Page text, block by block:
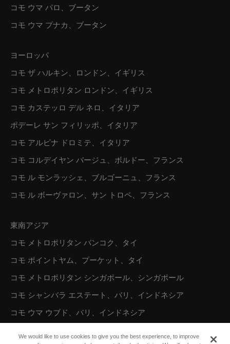
コモ ウマ パロ、ブータン
コモ ウマ プナカ、ブータン
ヨーロッパ
コモ ザ ハルキン、ロンドン、イギリス
コモ メトロポリタン ロンドン、イギリス
コモ カステッロ デル ネロ、イタリア
ポデーレ サン フィリッポ、イタリア
コモ アルピナ ドロミテ、イタリア
コモ コルデイヤン バージュ、ボルドー、フランス
コモ ル モンラッシェ、ブルゴーニュ、フランス
コモ ル ボーヴァロン、サン トロペ、フランス
東南アジア
コモ メトロポリタン バンコク、タイ
コモ ポイントヤム、プーケット、タイ
コモ メトロポリタン シンガポール、シンガポール
コモ シャンバラ エステート、バリ、インドネシア
コモ ウマ ウブド、バリ、インドネシア
We would like to use cookies to give you the best experience, to improve